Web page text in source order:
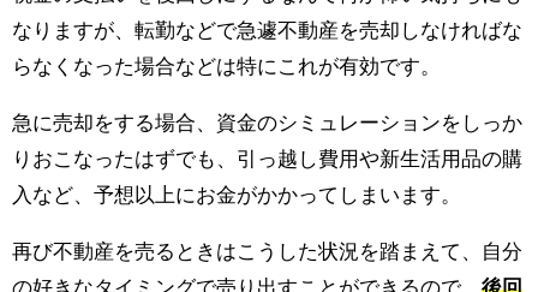
なりますが、転勤などで急遽不動産を売却しなければな
らなくなった場合などは特にこれが有効です。
急に売却をする場合、資金のシミュレーションをしっか
りおこなったはずでも、引っ越し費用や新生活用品の購
入など、予想以上にお金がかかってしまいます。
再び不動産を売るときはこうした状況を踏まえて、自分
の好きなタイミングで売り出すことができるので、 後回